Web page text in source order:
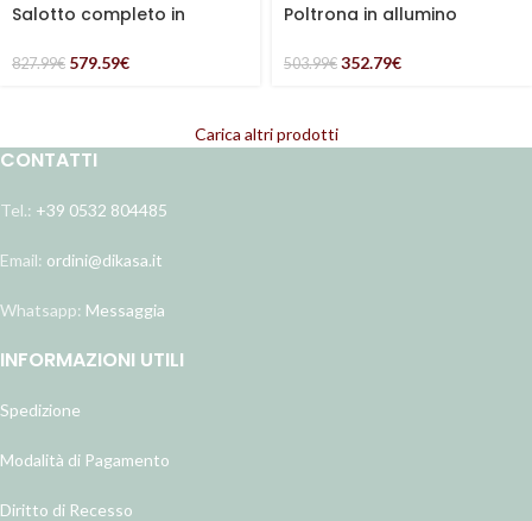
Salotto completo in
827.99€ 579.59€
Poltrona in allumino
503.99€ 352.79€
Carica altri prodotti
CONTATTI
Tel.: +39 0532 804485
Email: ordini@dikasa.it
Whatsapp: Messaggia
INFORMAZIONI UTILI
Spedizione
Modalità di Pagamento
Diritto di Recesso